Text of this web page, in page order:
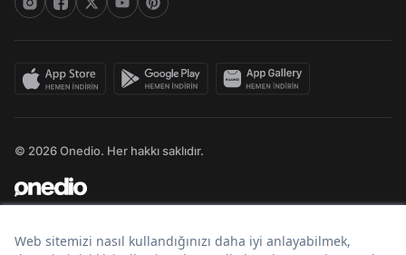
© 2026 Onedio. Her hakkı saklıdır.
Bir markasıdır.